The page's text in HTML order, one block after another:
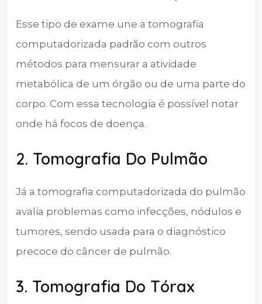
Esse tipo de exame une a tomografia
computadorizada padrão com outros
métodos para mensurar a atividade
metabólica de um órgão ou de uma parte do
corpo. Com essa tecnologia é possível notar
onde há focos de doença.
2. Tomografia Do Pulmão
Já a tomografia computadorizada do pulmão
avalia problemas como infecções, nódulos e
tumores, sendo usada para o diagnóstico
precoce do câncer de pulmão.
3. Tomografia Do Tórax